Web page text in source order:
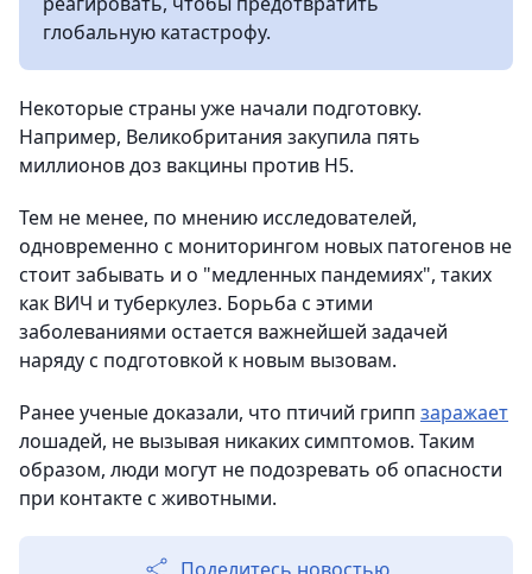
глобальную катастрофу.
Некоторые страны уже начали подготовку.
Например, Великобритания закупила пять
миллионов доз вакцины против H5.
Тем не менее, по мнению исследователей,
одновременно с мониторингом новых патогенов не
стоит забывать и о "медленных пандемиях", таких
как ВИЧ и туберкулез. Борьба с этими
заболеваниями остается важнейшей задачей
наряду с подготовкой к новым вызовам.
Ранее ученые доказали, что птичий грипп заражает
лошадей, не вызывая никаких симптомов. Таким
образом, люди могут не подозревать об опасности
при контакте с животными.